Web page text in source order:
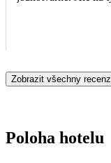
Zobrazit všechny
Poloha hotelu